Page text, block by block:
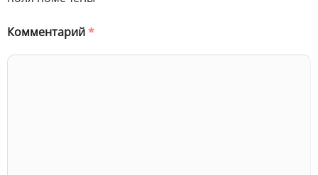
Комментарий*